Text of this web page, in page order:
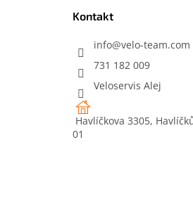
Kontakt
info@velo-team.com
731 182 009
Veloservis Alej
Havlíčkova 3305,
01